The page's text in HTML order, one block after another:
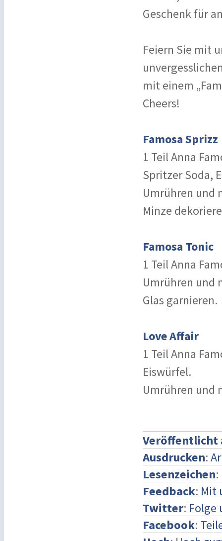
Geschenk für
Feiern Sie mit
mit einem
Cheers!
Famosa Sprizz
1 Teil Anna
Spritzer Soda,
Umrühren und
Minze
Famosa Tonic
1 Teil Anna
Umrühren und
Glas garnieren.
Love Affair
1 Teil Anna
Eiswürfel.
Umrühren und
Veröffentlicht
Ausdrucken:
Lesenzeichen:
Feedback: Mit
Twitter: Folge
Facebook: